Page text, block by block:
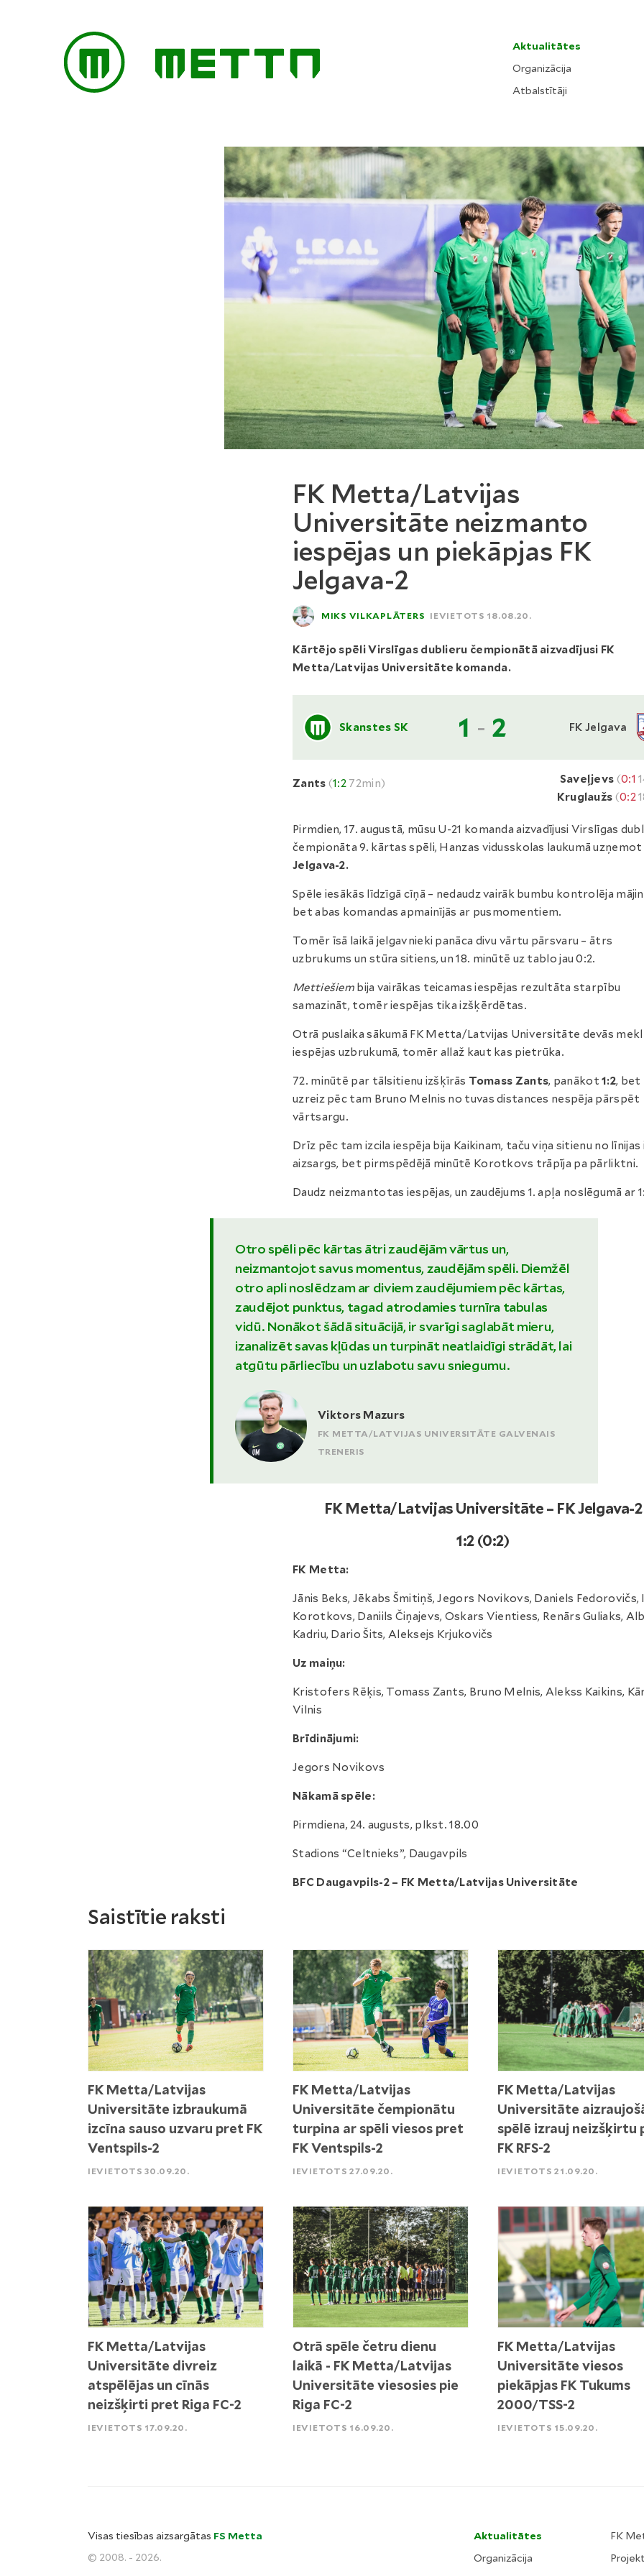
Aktualitātes
Organizācija
Atbalstītāji
FK Metta/Latvijas
Universitāte neizmanto
iespējas un piekāpjas FK
Jelgava-2
MIKS VILKAPLĀTERS IEVIETOTS 18.08.20.
Kārtējo spēli Virslīgas dublieru čempionātā aizvadījusi FK
Metta/Latvijas Universitāte komanda.
Skanstes SK 1 - 2 FK Jelgava
Zants (1:2 72min) Saveļjevs (0:1
Kruglaužs (0:2
Pirmdien, 17. augustā, mūsu U-21 komanda aizvadījusi Virslīgas
čempionāta 9. kārtas spēli, Hanzas vidusskolas laukumā uzņemot
Jelgava-2.
Spēle iesākās līdzīgā cīņā – nedaudz vairāk bumbu kontrolēja
bet abas komandas apmainījās ar pusmomentiem.
Tomēr īsā laikā jelgavnieki panāca divu vārtu pārsvaru – ātrs
uzbrukums un stūra sitiens, un 18. minūtē uz tablo jau 0:2.
Mettiešiem bija vairākas teicamas iespējas rezultāta starpību
samazināt, tomēr iespējas tika izšķērdētas.
Otrā puslaika sākumā FK Metta/Latvijas Universitāte devās
iespējas uzbrukumā, tomēr allaž kaut kas pietrūka.
72. minūtē par tālsitienu izšķīrās Tomass Zants, panākot1:2, bet
uzreiz pēc tam Bruno Melnis no tuvas distances nespēja pārspēt
vārtsargu.
Drīz pēc tam izcila iespēja bija Kaikinam, taču viņa sitienu no
aizsargs, bet pirmspēdējā minūtē Korotkovs trāpīja pa pārliktni.
Daudz neizmantotas iespējas, un zaudējums 1. apļa noslēgumā ar
Otro spēli pēc kārtas ātri zaudējām vārtus un,
neizmantojot savus momentus, zaudējām spēli. Diemžēl
otro apli noslēdzam ar diviem zaudējumiem pēc kārtas,
zaudējot punktus, tagad atrodamies turnīra tabulas
vidū. Nonākot šādā situācijā, ir svarīgi saglabāt mieru,
izanalizēt savas kļūdas un turpināt neatlaidīgi strādāt, lai
atgūtu pārliecību un uzlabotu savu sniegumu.
Viktors Mazurs
FK METTA/LATVIJAS UNIVERSITĀTE GALVENAIS
TRENERIS
FK Metta/Latvijas Universitāte – FK Jelgava-2
1:2 (0:2)
FK Metta:
Jānis Beks, Jēkabs Šmitiņš, Jegors Novikovs, Daniels Fedorovičs,
Korotkovs, Daniils Čiņajevs, Oskars Vientiess, Renārs Guliaks,
Kadriu, Dario Šits, Aleksejs Krjukovičs
Uz maiņu:
Kristofers Rēķis, Tomass Zants, Bruno Melnis, Alekss Kaikins,
Vilnis
Brīdinājumi:
Jegors Novikovs
Nākamā spēle:
Pirmdiena, 24. augusts, plkst. 18.00
Stadions “Celtnieks”, Daugavpils
BFC Daugavpils-2 – FK Metta/Latvijas Universitāte
Saistītie raksti
FK Metta/Latvijas
Universitāte izbraukumā
izcīna sauso uzvaru pret FK
Ventspils-2
IEVIETOTS 30.09.20.
FK Metta/Latvijas
Universitāte čempionātu
turpina ar spēli viesos pret
FK Ventspils-2
IEVIETOTS 27.09.20.
FK Metta/Latvijas
Universitāte
spēlē izrauj neizšķirtu
FK RFS-2
IEVIETOTS 21.09.20.
FK Metta/Latvijas
Universitāte divreiz
atspēlējas un cīnās
neizšķirti pret Riga FC-2
IEVIETOTS 17.09.20.
Otrā spēle četru dienu
laikā - FK Metta/Latvijas
Universitāte viesosies pie
Riga FC-2
IEVIETOTS 16.09.20.
FK Metta/Latvijas
Universitāte viesos
piekāpjas FK Tukums
2000/TSS-2
IEVIETOTS 15.09.20.
Visas tiesības aizsargātas FS Metta
© 2008. - 2026.
Aktualitātes
Organizācija
FK